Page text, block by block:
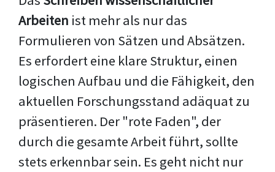
Arbeiten ist mehr als nur das
Formulieren von Sätzen und Absätzen.
Es erfordert eine klare Struktur, einen
logischen Aufbau und die Fähigkeit, den
aktuellen Forschungsstand adäquat zu
präsentieren. Der "rote Faden", der
durch die gesamte Arbeit führt, sollte
stets erkennbar sein. Es geht nicht nur